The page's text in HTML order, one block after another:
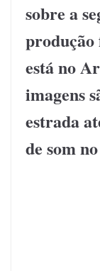
sobre a
produção
está no
imagens
estrada
de som